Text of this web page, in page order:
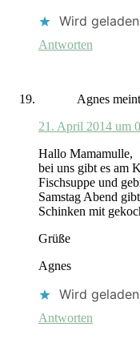
Wird
Antworten
Agnes meint
21. April 2014 um
Hallo Mamamulle,
bei uns gibt es am
Fischsuppe und
Samstag Abend
Schinken mit
Grüße
Agnes
Wird
Antworten